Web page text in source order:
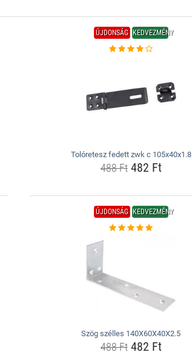
ÚJDONSÁG KEDVEZMÉNY
Tolóretesz fedett zwk c 105x40x1.8
488 Ft482 Ft
ÚJDONSÁG KEDVEZMÉNY
Szög szélles 140X60X40X2.5
488 Ft482 Ft